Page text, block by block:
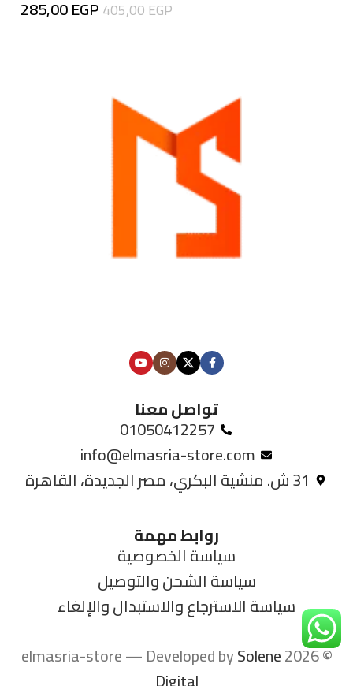
405,00EGP
285,00EGP
تواصل معنا
01050412257
info@elmasria-store.com
31 ش. منشية البكري، مصر الجديدة، القاهرة
روابط مهمة
سياسة الخصوصية
سياسة الشحن والتوصيل
سياسة الاسترجاع والاستبدال والإلغاء
© 2026 elmasria-store — Developed by
Solene